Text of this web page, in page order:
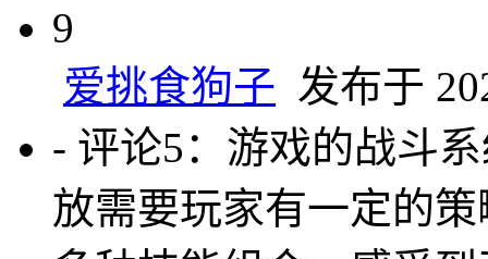
9
爱挑食狗子 发布于
- 评论5：游戏的战斗
放需要玩家有一定的